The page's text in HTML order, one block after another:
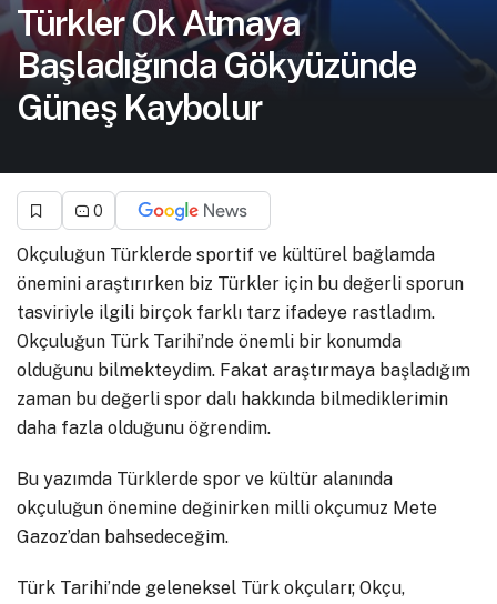
Türkler Ok Atmaya
Başladığında Gökyüzünde
Güneş Kaybolur
0
Okçuluğun Türklerde sportif ve kültürel bağlamda
önemini araştırırken biz Türkler için bu değerli sporun
tasviriyle ilgili birçok farklı tarz ifadeye rastladım.
Okçuluğun Türk Tarihi’nde önemli bir konumda
olduğunu bilmekteydim. Fakat araştırmaya başladığım
zaman bu değerli spor dalı hakkında bilmediklerimin
daha fazla olduğunu öğrendim.
Bu yazımda Türklerde spor ve kültür alanında
okçuluğun önemine değinirken milli okçumuz Mete
Gazoz’dan bahsedeceğim.
Türk Tarihi’nde geleneksel Türk okçuları; Okçu,